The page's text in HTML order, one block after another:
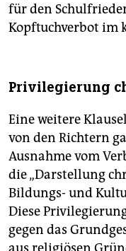
für den
Kopftuchverbot im
Privilegierung
Eine weitere
von den Richtern
Ausnahme vom
die „Darstellung
Bildungs- und
Diese
gegen das